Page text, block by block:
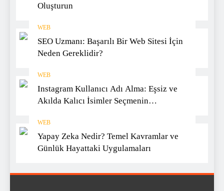
Oluşturun
WEB
SEO Uzmanı: Başarılı Bir Web Sitesi İçin
Neden Gereklidir?
WEB
Instagram Kullanıcı Adı Alma: Eşsiz ve
Akılda Kalıcı İsimler Seçmenin
WEB
Yapay Zeka Nedir? Temel Kavramlar ve
Günlük Hayattaki Uygulamaları